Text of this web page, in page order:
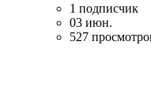
1 подписчик
03 июн.
527